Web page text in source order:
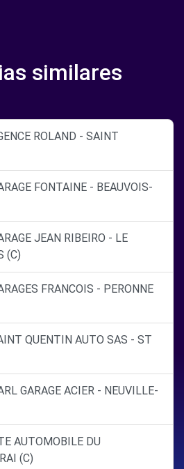
similares
ROLAND - SAINT
FONTAINE - BEAUVOIS-
JEAN RIBEIRO - LE
(C)
FRANCOIS - PERONNE
QUENTIN AUTO SAS - ST
GARAGE ACIER - NEUVILLE-
AUTOMOBILE DU
(C)